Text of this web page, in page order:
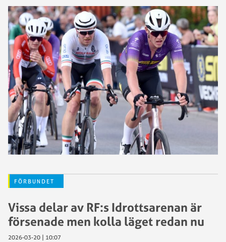
FÖRBUNDET
Vissa delar av RF:s Idrottsarenan är
försenade men kolla läget redan nu
2026-03-20 | 10:07